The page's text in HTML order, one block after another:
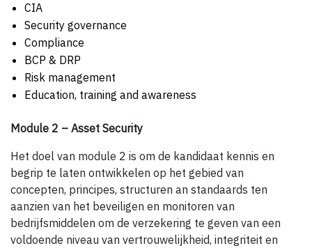
CIA
Security governance
Compliance
BCP & DRP
Risk management
Education, training and awareness
Module 2 – Asset Security
Het doel van module 2 is om de kandidaat kennis en
begrip te laten ontwikkelen op het gebied van
concepten, principes, structuren an standaards ten
aanzien van het beveiligen en monitoren van
bedrijfsmiddelen om de verzekering te geven van een
voldoende niveau van vertrouwelijkheid, integriteit en